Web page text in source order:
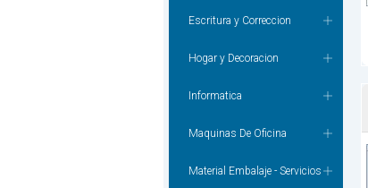
Escritura y Correccion
Hogar y Decoracion
Informatica
Maquinas De Oficina
Material Embalaje - Servicios